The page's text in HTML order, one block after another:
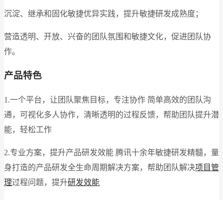
沉淀、继承和固化敏捷优异实践，提升敏捷研发成熟度；
营造透明、开放、兴奋的团队氛围和敏捷文化，促进团队协
作。
产品特色
1.一个平台，让团队聚焦目标，专注协作 简单高效的团队沟
通，可视化多人协作，清晰透明的过程反馈，帮助团队提升潜
能，轻松工作
2.专业方案，提升产品研发效能 腾讯十余年敏捷研发精髓，量
身打造的产品研发全生命周期解决方案，帮助团队解决项目管
理过程问题，提升研发效能